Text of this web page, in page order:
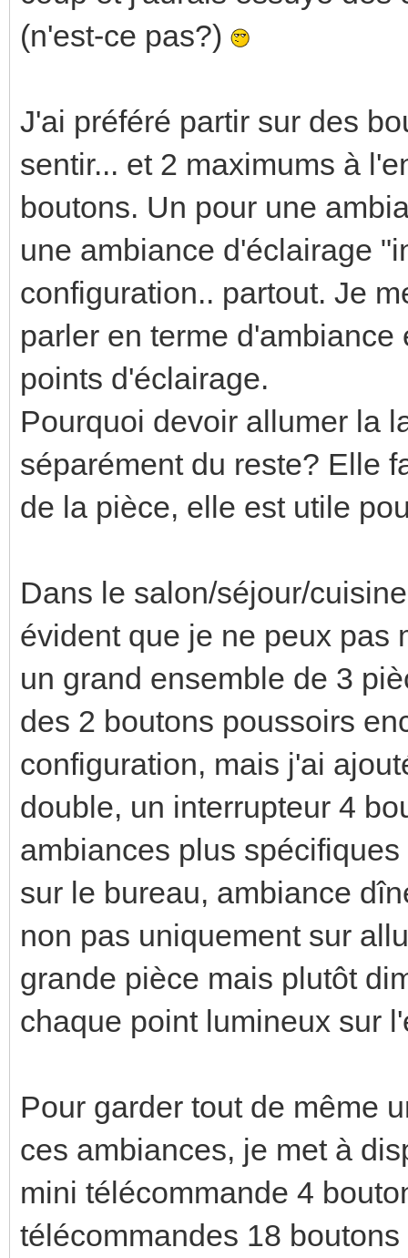
(n'est-ce pas?)
J'ai préféré partir sur des
sentir... et 2 maximums à
boutons. Un pour une
une ambiance d'éclairage
configuration.. partout. Je
parler en terme
points d'éclairage.
Pourquoi devoir allumer la
séparément du reste? Elle
de la pièce, elle est utile
Dans le salon/séjour/
évident que je ne peux pas
un grand ensemble de 3
des 2 boutons poussoirs
configuration, mais j'ai
double, un interrupteur 4
ambiances plus
sur le bureau, ambiance
non pas uniquement sur
grande pièce mais plutôt
chaque point lumineux sur
Pour garder tout de même
ces ambiances, je met à
mini télécommande 4
télécommandes 18 boutons